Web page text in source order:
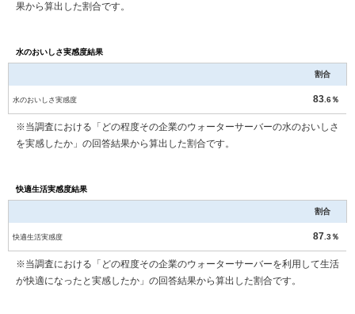
果から算出した割合です。
水のおいしさ実感度結果
割合
水のおいしさ実感度 83 .6％
※当調査における「どの程度その企業のウォーターサーバーの水のおいしさ
を実感したか」の回答結果から算出した割合です。
快適生活実感度結果
割合
快適生活実感度 87 .3％
※当調査における「どの程度その企業のウォーターサーバーを利用して生活
が快適になったと実感したか」の回答結果から算出した割合です。